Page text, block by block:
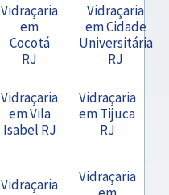
Vidraçaria
em
Cocotá
RJ
Vidraçaria
em Cidade
Universitária
RJ
Vidraçaria
em Vila
Isabel RJ
Vidraçaria
em Tijuca
RJ
Vidraçaria
Vidraçaria